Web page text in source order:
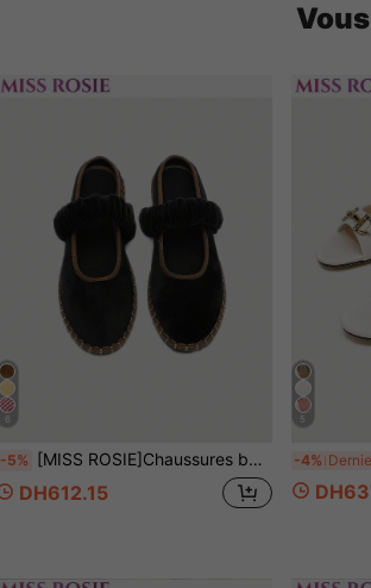
6
-5% [MISS ROSIE]Chaussures babies plates élégantes et à la mode pour femmes, bout rond, mignonnes, confortables et souples, sans fatigue, tressées, blocs de couleurs, nouveau style printemps/été, chaussures de mariée, article phare de l'été, vacances en extérieur, étiquette professionnelle, rentrée scolaire, babies sport, chaussures de mariage sur une île, chaussures de navette, style Y2K millénaire, style influenceur internet, rehaussantes pour les petites tailles, vintage français, plusieurs couleurs disponibles
DH612.15
5
-4%